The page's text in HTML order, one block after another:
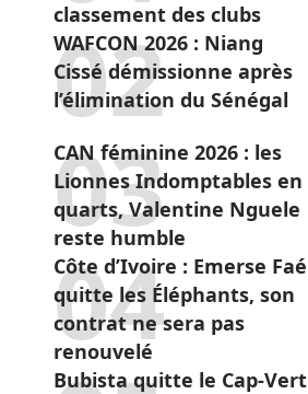
classement des clubs
WAFCON 2026 : Niang
Cissé démissionne après
l’élimination du Sénégal
CAN féminine 2026 : les
Lionnes Indomptables en
quarts, Valentine Nguele
reste humble
Côte d’Ivoire : Emerse Faé
quitte les Éléphants, son
contrat ne sera pas
renouvelé
Bubista quitte le Cap-Vert